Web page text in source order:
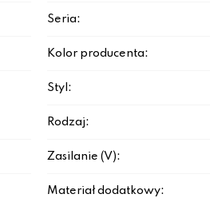
Seria:
Kolor producenta:
Styl:
Rodzaj:
Zasilanie (V):
Materiał dodatkowy: